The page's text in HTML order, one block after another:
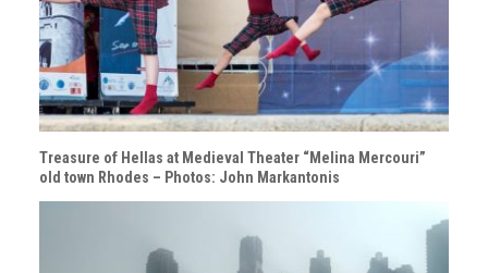
Treasure of Hellas at Medieval Theater “Melina Mercouri”
old town Rhodes – Photos: John Markantonis